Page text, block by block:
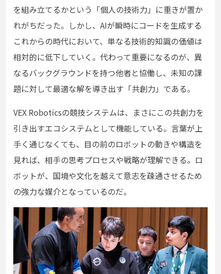
を組み立てるかという「個人の技術力」に重きが置か
れがちだった。しかし、AIが瞬時にコードを生成する
これからの時代において、単なる技術的知識の価値は
相対的に低下していく。代わって重要になるのが、異
なるバックグラウンドを持つ他者と協働し、未知の課
題に対して最適な解を導き出す「共創力」である。
VEX Roboticsの競技システムは、まさにこの共創力を
引き出すエコシステムとして機能している。言葉が上
手く通じなくても、目の前のロボットの動きや構造を
見れば、相手の思考プロセスや戦略が理解できる。ロ
ボットが、国境や文化を越えて意志を疎通させるため
の強力な媒介となっているのだ。